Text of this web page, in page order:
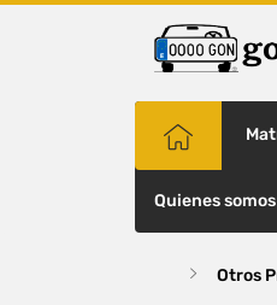
Quienes somos
Otros